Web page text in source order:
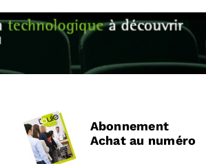
Abonnement
Achat au numéro